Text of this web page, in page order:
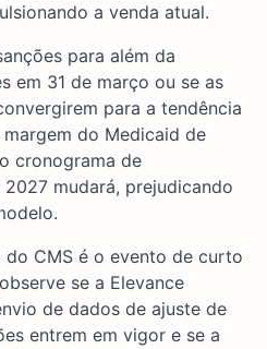
a venda atual.
para além da
em 31 de março ou se as
para a tendência
do Medicaid de
cronograma de
mudará, prejudicando
do CMS é o evento de curto
se a Elevance
de dados de ajuste de
entrem em vigor e se a